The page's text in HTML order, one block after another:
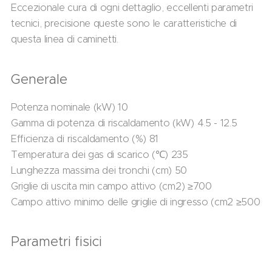
Eccezionale cura di ogni dettaglio, eccellenti parametri
tecnici, precisione queste sono le caratteristiche di
questa linea di caminetti.
Generale
Potenza nominale (kW) 10
Gamma di potenza di riscaldamento (kW) 4.5 - 12.5
Efficienza di riscaldamento (%) 81
Temperatura dei gas di scarico (℃) 235
Lunghezza massima dei tronchi (cm) 50
Griglie di uscita min campo attivo (cm2) ≥700
Campo attivo minimo delle griglie di ingresso (cm2 ≥500
Parametri fisici